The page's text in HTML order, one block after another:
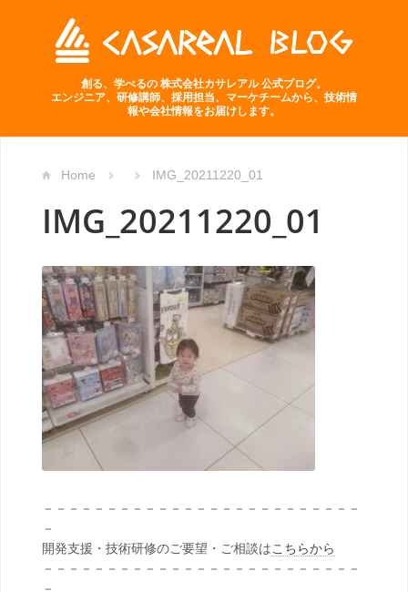
創る、学べるの 株式会社カサレアル 公式ブログ。
エンジニア、研修講師、採用担当、マーケチームから、技術情
報や会社情報をお届けします。
Home IMG_20211220_01
IMG_20211220_01
－－－－－－－－－－－－－－－－－－－－－－－－－
－
開発支援・技術研修のご要望・ご相談はこちらから
－－－－－－－－－－－－－－－－－－－－－－－－－
－